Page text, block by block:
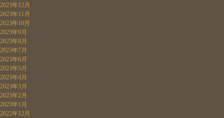
2023年12月
2023年11月
2023年10月
2023年9月
2023年8月
2023年7月
2023年6月
2023年5月
2023年4月
2023年3月
2023年2月
2023年1月
2022年12月